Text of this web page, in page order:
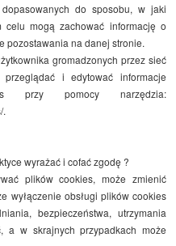
do sposobu, w jaki
mogą zachować informację o
pozostawania na danej stronie.
gromadzonych przez sieć
i edytować informacje
przy pomocy narzędzia:
.
wyrażać i cofać zgodę ?
plików cookies, może zmienić
wyłączenie obsługi plików cookies
bezpieczeństwa, utrzymania
a w skrajnych przypadkach może